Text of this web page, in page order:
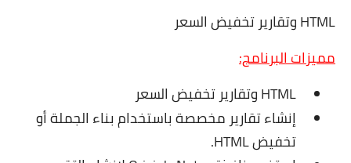
HTML وتقارير تخفيض السعر
مميزات البرنامج:
HTML وتقارير تخفيض السعر
إنشاء تقارير مخصصة باستخدام بناء الجملة أو
تخفيض HTML.